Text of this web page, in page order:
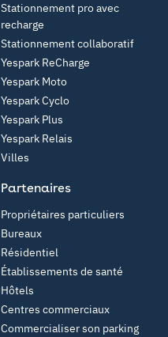
Stationnement pro avec
recharge
Stationnement collaboratif
Yespark ReCharge
Yespark Moto
Yespark Cyclo
Yespark Plus
Yespark Relais
Villes
Partenaires
Propriétaires particuliers
Bureaux
Résidentiel
Établissements de santé
Hôtels
Centres commerciaux
Commercialiser son parking